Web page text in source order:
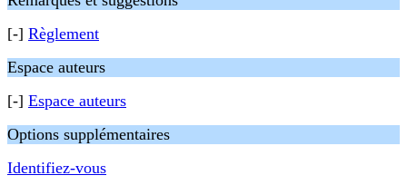
[-] Règlement
Espace auteurs
[-] Espace auteurs
Options supplémentaires
Identifiez-vous